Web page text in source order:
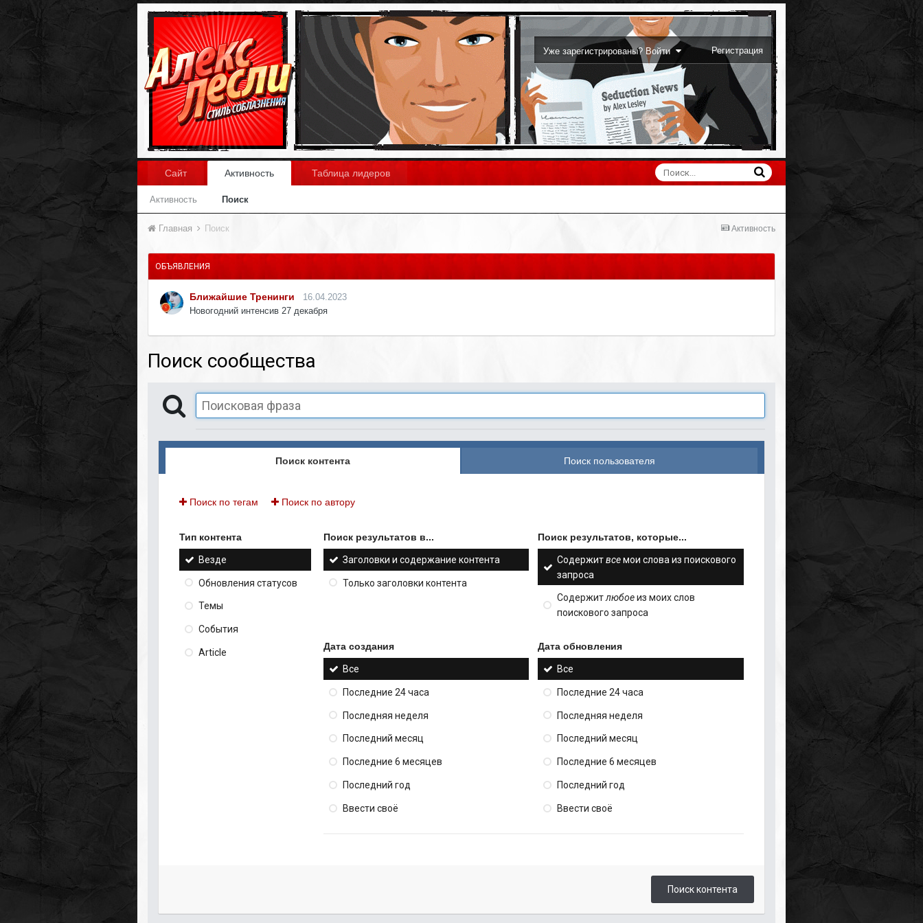
Уже зарегистрированы? Войти Регистрация
Сайт Активность
Активность Поиск
Таблица лидеров
Активность
Главная Поиск
ОБЪЯВЛЕНИЯ
Ближайшие Тренинги
16.04.2023
Новогодний интенсив 27 декабря
Поиск сообщества
Поиск контента Поиск пользователя
Поиск по тегам Поиск по автору
Тип контента
Везде
Обновления статусов
Темы
События
Article
Поиск результатов в...
Заголовки и содержание контента
Только заголовки контента
Поиск результатов, которые...
Содержитвсемои слова из поискового
запроса
Содержитлюбоеиз моих слов
поискового запроса
Дата создания
Все
Последние 24 часа
Последняя неделя
Последний месяц
Последние 6 месяцев
Последний год
Ввести своё
Дата обновления
Все
Последние 24 часа
Последняя неделя
Последний месяц
Последние 6 месяцев
Последний год
Ввести своё
Поиск контента